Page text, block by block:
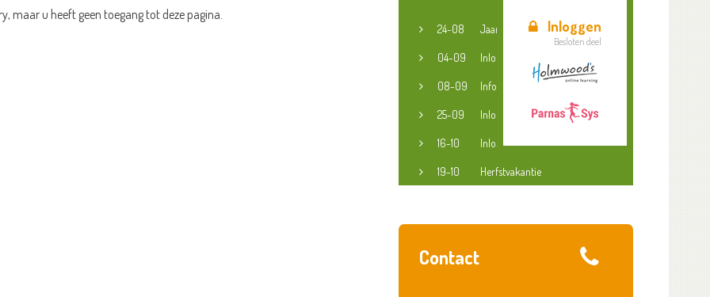
Inloggen
Besloten deel
maar u heeft geen toegang tot deze pagina.
24-08 Jaaropening
04-09 Inloopspreekuur jeugdconsulent
08-09 Informatieavond groep 3-8
25-09 Inloopspreekuur jeugdconsulent
16-10 Inloopspreekuur jeugdconsulent
19-10 Herfstvakantie
Contact